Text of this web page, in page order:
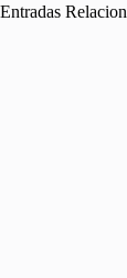
Entradas